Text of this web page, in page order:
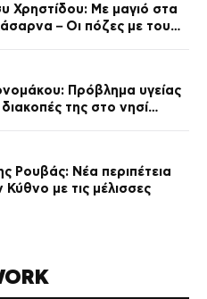
Χρηστίδου: Με μαγιό στα
– Οι πόζες με τους
Πρόβλημα υγείας
διακοπές της στο νησί
Ρουβάς: Νέα περιπέτεια
Κύθνο με τις μέλισσες